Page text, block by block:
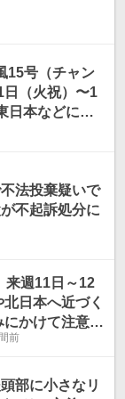
15号（チャン
（火祝）〜1
日本などに近
想と雨風シミ
法投棄疑いで
不起訴処分に
来週11日～12
日本へ近づく
かけて注意が
前
部に小さなリ